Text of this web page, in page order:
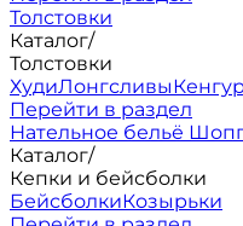
Толстовки
Каталог/
Толстовки
ХудиЛонгсливы
Перейти в раздел
Нательное бельё
Каталог/
Кепки и бейсболки
БейсболкиКозырьки